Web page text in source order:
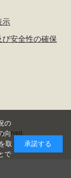
示
び安全性の確保
の
向
取
で
承諾する